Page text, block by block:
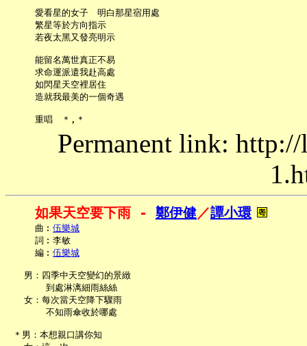
     愛看星的女子　明白那星宿用處
     繁星等於方向指示
     若夜太黑又發亮明示
     能留名萬世真正不易
     求命運派遣我赴高處
     如閃星天空裡居住
     造就我最美的一個奇遇
Permanent link:
如果天空要下雨 - 鄭伊健／譚小環
     曲︰
伍樂城
     詞︰李敏
     編︰
伍樂城
   男：四季中天空變幻的景緻
       到處淋漓細雨絲絲
   女：每次當天空降下驟雨
       不知雨傘收於哪處
＊男：本想親口講你知